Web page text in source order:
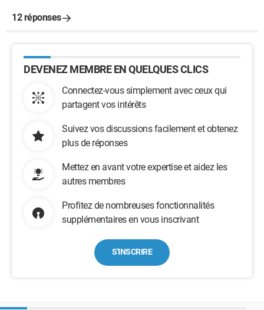
12 réponses
DEVENEZ MEMBRE EN QUELQUES CLICS
Connectez-vous simplement avec ceux qui
partagent vos intérêts
Suivez vos discussions facilement et obtenez
plus de réponses
Mettez en avant votre expertise et aidez les
autres membres
Profitez de nombreuses fonctionnalités
supplémentaires en vous inscrivant
S'INSCRIRE